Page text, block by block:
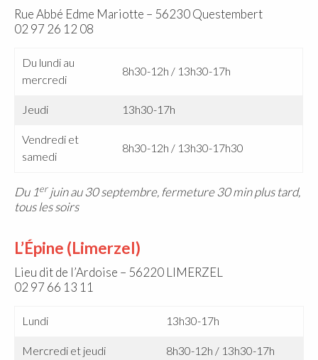
Rue Abbé Edme Mariotte – 56230 Questembert
02 97 26 12 08
Du lundi au
mercredi
8h30-12h / 13h30-17h
Jeudi 13h30-17h
Vendredi et
samedi
8h30-12h / 13h30-17h30
Du 1erjuin au 30 septembre, fermeture 30 min plus tard,
tous les soirs
L’Épine (Limerzel)
Lieu dit de l’Ardoise – 56220 LIMERZEL
02 97 66 13 11
Lundi 13h30-17h
Mercredi et jeudi 8h30-12h / 13h30-17h